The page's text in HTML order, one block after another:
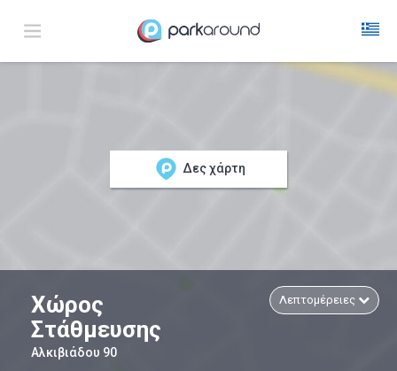
Δες χάρτη
Χώρος
Στάθμευσης
Αλκιβιάδου 90
Λεπτομέρειες